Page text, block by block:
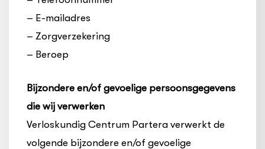
– E-mailadres
– Zorgverzekering
– Beroep
Bijzondere en/of gevoelige persoonsgegevens
die wij verwerken
Verloskundig Centrum Partera verwerkt de
volgende bijzondere en/of gevoelige